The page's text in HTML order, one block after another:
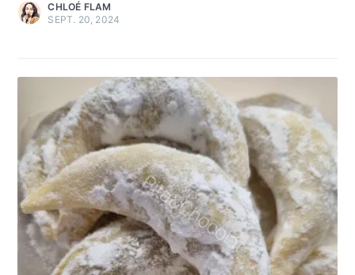
CHLOÉ FLAM
SEPT. 20, 2024